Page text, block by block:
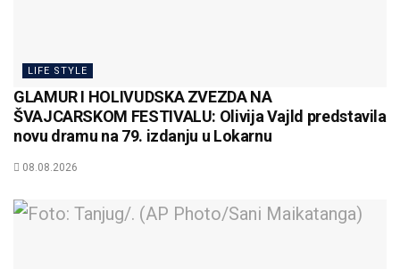
LIFE STYLE
GLAMUR I HOLIVUDSKA ZVEZDA NA
ŠVAJCARSKOM FESTIVALU: Olivija Vajld predstavila
novu dramu na 79. izdanju u Lokarnu
08.08.2026